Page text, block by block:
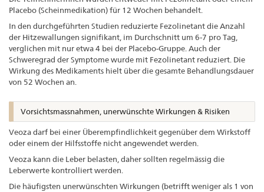
Placebo (Scheinmedikation) für 12 Wochen behandelt.
In den durchgeführten Studien reduzierte Fezolinetant die Anzahl
der Hitzewallungen signifikant, im Durchschnitt um 6-7 pro Tag,
verglichen mit nur etwa 4 bei der Placebo-Gruppe. Auch der
Schweregrad der Symptome wurde mit Fezolinetant reduziert. Die
Wirkung des Medikaments hielt über die gesamte Behandlungsdauer
von 52 Wochen an.
Vorsichtsmassnahmen, unerwünschte Wirkungen & Risiken
Veoza darf bei einer Überempfindlichkeit gegenüber dem Wirkstoff
oder einem der Hilfsstoffe nicht angewendet werden.
Veoza kann die Leber belasten, daher sollten regelmässig die
Leberwerte kontrolliert werden.
Die häufigsten unerwünschten Wirkungen (betrifft weniger als 1 von